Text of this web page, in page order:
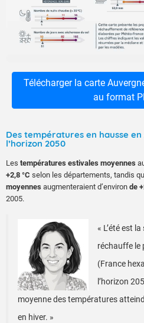
Télécharger la carte
au format
Des températures en hausse
l’horizon 2050
Les températures estivales moyennes
+2,8 °C selon les départements, tandis
moyennes augmenteraient d’environ de
2005.
« L’été est
réchauffe le
(France
l’horizon
moyenne des températures
en hiver. »